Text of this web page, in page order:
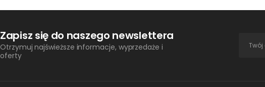
Zapisz się do naszego newslettera
Otrzymuj najświeższe informacje, wyprzedaże i
oferty